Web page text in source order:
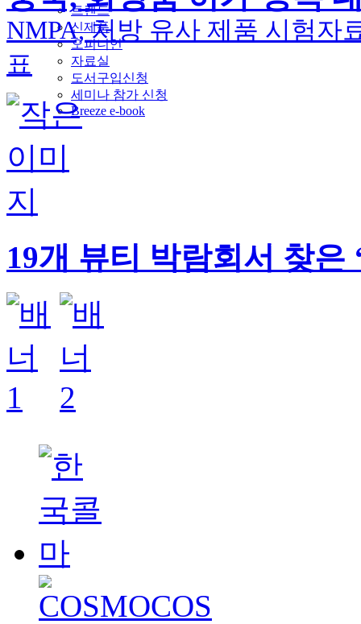
트렌드
신제품
오피니언
자료실
도서구입신청
세미나 참가 신청
Breeze e-book
NMPA, 처방 유사 제품 시험자
표
19개 뷰티 박람회서 찾은